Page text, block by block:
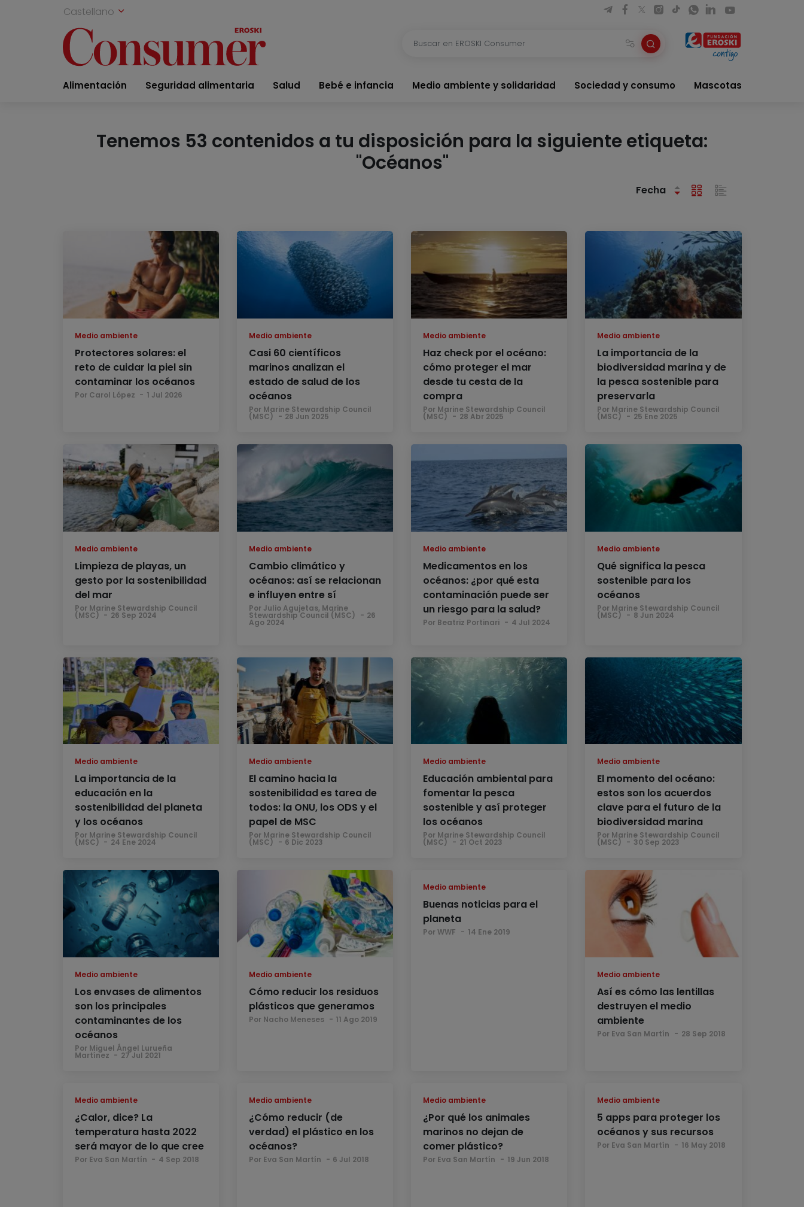
Castellano
Alimentación Seguridad alimentaria Salud Bebé e infancia Medio ambiente y solidaridad Sociedad y consumo Mascotas
Tenemos 53 contenidos a tu disposición para la siguiente etiqueta:
"Océanos"
Fecha
Medio ambiente
Protectores solares: el
reto de cuidar la piel sin
contaminar los océanos
Por Carol López 1 Jul 2026
Medio ambiente
Casi 60 científicos
marinos analizan el
estado de salud de los
océanos
Por Marine Stewardship Council
(MSC) 28 Jun 2025
Medio ambiente
Haz check por el océano:
cómo proteger el mar
desde tu cesta de la
compra
Por Marine Stewardship Council
(MSC) 28 Abr 2025
Medio ambiente
La importancia de la
biodiversidad marina y de
la pesca sostenible para
preservarla
Por Marine Stewardship Council
(MSC) 25 Ene 2025
Medio ambiente
Limpieza de playas, un
gesto por la sostenibilidad
del mar
Por Marine Stewardship Council
(MSC) 26 Sep 2024
Medio ambiente
Cambio climático y
océanos: así se relacionan
e influyen entre sí
Por Julio Agujetas, Marine
Stewardship Council (MSC) 26
Ago 2024
Medio ambiente
Medicamentos en los
océanos: ¿por qué esta
contaminación puede ser
un riesgo para la salud?
Por Beatriz Portinari 4 Jul 2024
Medio ambiente
Qué significa la pesca
sostenible para los
océanos
Por Marine Stewardship Council
(MSC) 8 Jun 2024
Medio ambiente
La importancia de la
educación en la
sostenibilidad del planeta
y los océanos
Por Marine Stewardship Council
(MSC) 24 Ene 2024
Medio ambiente
El camino hacia la
sostenibilidad es tarea de
todos: la ONU, los ODS y el
papel de MSC
Por Marine Stewardship Council
(MSC) 6 Dic 2023
Medio ambiente
Educación ambiental para
fomentar la pesca
sostenible y así proteger
los océanos
Por Marine Stewardship Council
(MSC) 21 Oct 2023
Medio ambiente
El momento del océano:
estos son los acuerdos
clave para el futuro de la
biodiversidad marina
Por Marine Stewardship Council
(MSC) 30 Sep 2023
Medio ambiente
Los envases de alimentos
son los principales
contaminantes de los
océanos
Por Miguel Ángel Lurueña
Martínez 27 Jul 2021
Medio ambiente
Cómo reducir los residuos
plásticos que generamos
Por Nacho Meneses 11 Ago 2019
Medio ambiente
Buenas noticias para el
planeta
Por WWF 14 Ene 2019
Medio ambiente
Así es cómo las lentillas
destruyen el medio
ambiente
Por Eva San Martín 28 Sep 2018
Medio ambiente
¿Calor, dice? La
temperatura hasta 2022
será mayor de lo que cree
Por Eva San Martín 4 Sep 2018
Medio ambiente
¿Cómo reducir (de
verdad) el plástico en los
océanos?
Por Eva San Martín 6 Jul 2018
Medio ambiente
¿Por qué los animales
marinos no dejan de
comer plástico?
Por Eva San Martín 19 Jun 2018
Medio ambiente
5 apps para proteger los
océanos y sus recursos
Por Eva San Martín 16 May 2018